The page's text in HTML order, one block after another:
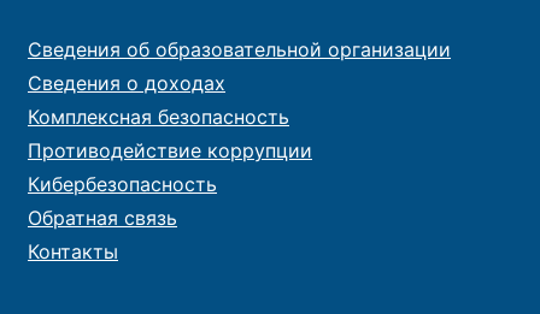
Сведения об образовательной организации
Сведения о доходах
Комплексная безопасность
Противодействие коррупции
Кибербезопасность
Обратная связь
Контакты